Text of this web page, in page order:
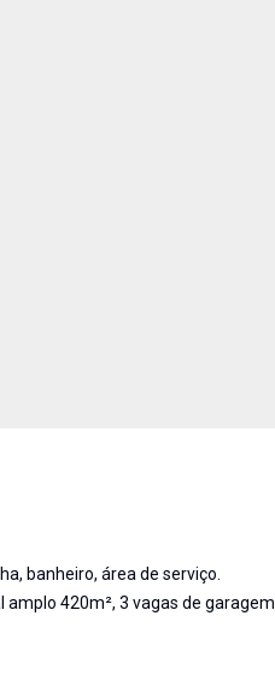
banheiro, área de serviço.
420m², 3 vagas de garagem.